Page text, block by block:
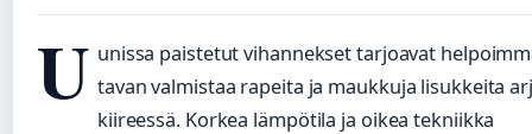
U unissa paistetut vihannekset tarjoavat
tavan valmistaa rapeita ja maukkuja lisukkeita
kiireessä. Korkea lämpötila ja oikea tekniikka